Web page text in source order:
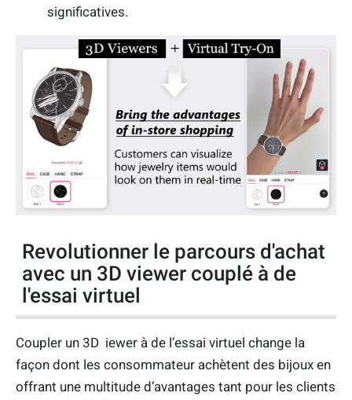
significatives.
Revolutionner le parcours d'achat
avec un 3D viewer couplé à de
l'essai virtuel
Coupler un 3D iewer à de l’essai virtuel change la
façon dont les consommateur achètent des bijoux en
offrant une multitude d’avantages tant pour les clients